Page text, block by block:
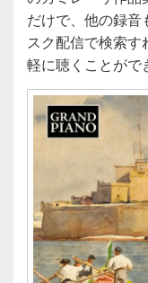
だけで、他の録
スク配信で検索
軽に聴くことがで